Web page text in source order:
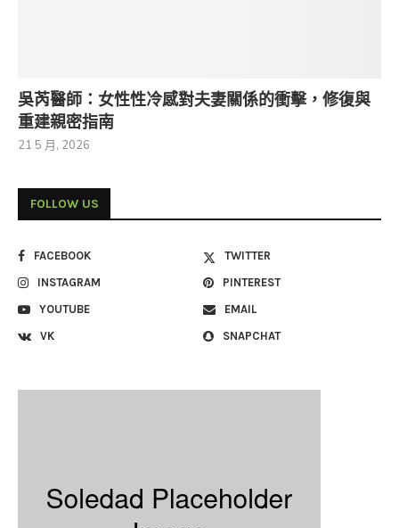
吳芮醫師：女性性冷感對夫妻關係的衝擊，修復與
重建親密指南
21 5 月, 2026
FOLLOW US
FACEBOOK
TWITTER
INSTAGRAM
PINTEREST
YOUTUBE
EMAIL
VK
SNAPCHAT